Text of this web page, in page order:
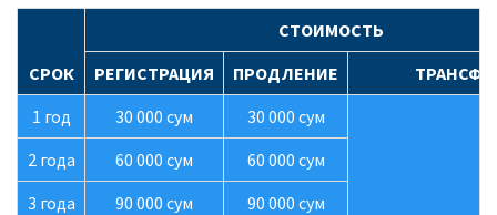
Домен
Оплата
Контакты
СРОК
СТОИМОСТЬ
РЕГИСТРАЦИЯ
ПРОДЛЕНИЕ
1 год
30 000 сум 30 000 сум
2 года 60 000 сум
60 000 сум
3 года
90 000 сум
90 000 сум